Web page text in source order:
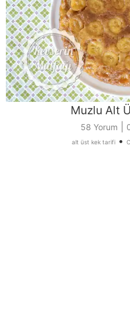
Muzlu Alt
58 Yorum
alt üst kek tarifi•